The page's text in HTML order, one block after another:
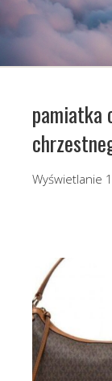
pamiatka
Wyświetlanie